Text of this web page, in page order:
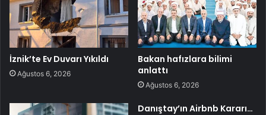
İznik’te Ev Duvarı Yıkıldı
Ağustos 6, 2026
Bakan hafızlara bilimi
anlattı
Ağustos 6, 2026
Danıştay’ın Airbnb Kararı…